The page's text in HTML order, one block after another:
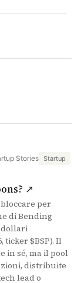
Stories Startup
↗
per
di Bending
dollari
ticker $BSP). Il
in sé, ma il pool
distribuite
lead o